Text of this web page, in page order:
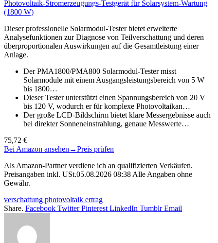
Photovoltaik-Stromerzeugungs-Testgerät für Solarsystem-Wartung
(1800 W)
Dieser professionelle Solarmodul-Tester bietet erweiterte
Analysefunktionen zur Diagnose von Teilverschattung und deren
überproportionalen Auswirkungen auf die Gesamtleistung einer
Anlage.
Der PMA1800/PMA800 Solarmodul-Tester misst
Solarmodule mit einem Ausgangsleistungsbereich von 5 W
bis 1800…
Dieser Tester unterstützt einen Spannungsbereich von 20 V
bis 120 V, wodurch er für komplexe Photovoltaikan…
Der große LCD-Bildschirm bietet klare Messergebnisse auch
bei direkter Sonneneinstrahlung, genaue Messwerte…
75,72 €
Bei Amazon ansehen →Preis prüfen
Als Amazon-Partner verdiene ich an qualifizierten Verkäufen.
Preisangaben inkl. USt.05.08.2026 08:38 Alle Angaben ohne
Gewähr.
verschattung photovoltaik ertrag
Share. Facebook Twitter Pinterest LinkedIn Tumblr Email